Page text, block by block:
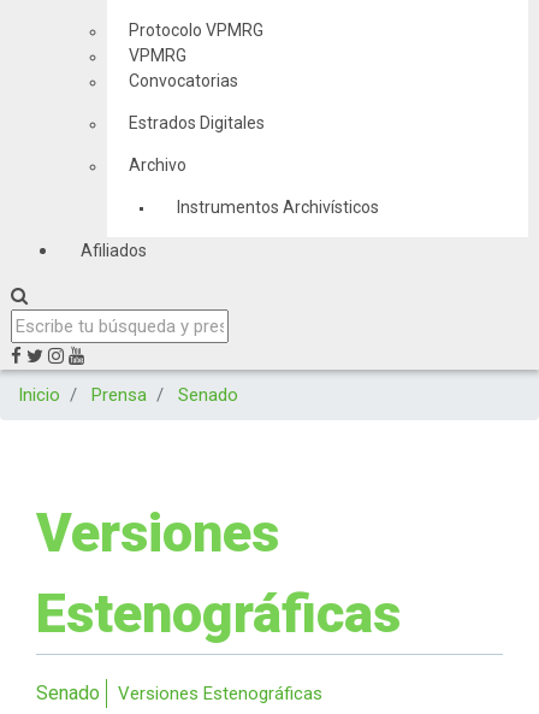
Protocolo VPMRG
VPMRG
Convocatorias
Estrados Digitales
Archivo
Instrumentos Archivísticos
Afiliados
Inicio Prensa Senado
Versiones
Estenográficas
Senado Versiones Estenográficas